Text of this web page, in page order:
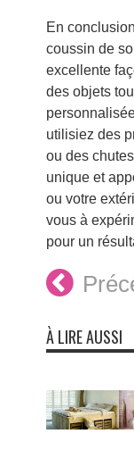
En
coussin de
excellente
des objets
utilisiez des
ou des
unique et
ou votre
vous à
pour un
À LIRE AUSSI